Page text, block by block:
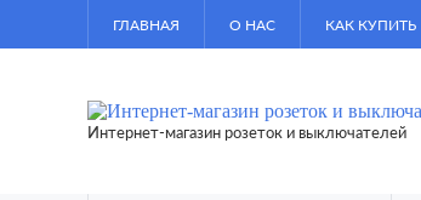
ГЛАВНАЯ О НАС КАК КУПИТЬ
Интернет-магазин розеток и выключателей